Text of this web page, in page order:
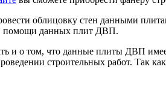
облицовку стен данными
помощи данных плит ДВП.
и о том, что данные плиты ДВП
строительных работ. Так